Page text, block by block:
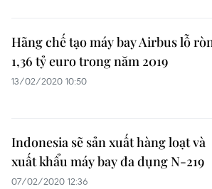
Hãng chế tạo máy bay Airbus lỗ
1,36 tỷ euro trong năm 2019
13/02/2020 10:50
Indonesia sẽ sản xuất hàng loạt và
xuất khẩu máy bay đa dụng N-219
07/02/2020 12:36